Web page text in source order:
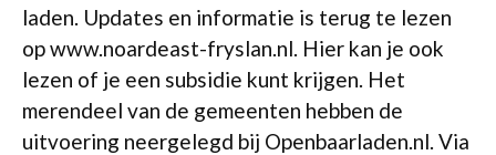
laden. Updates en informatie is terug te lezen
op www.noardeast-fryslan.nl. Hier kan je ook
lezen of je een subsidie kunt krijgen. Het
merendeel van de gemeenten hebben de
uitvoering neergelegd bij Openbaarladen.nl. Via